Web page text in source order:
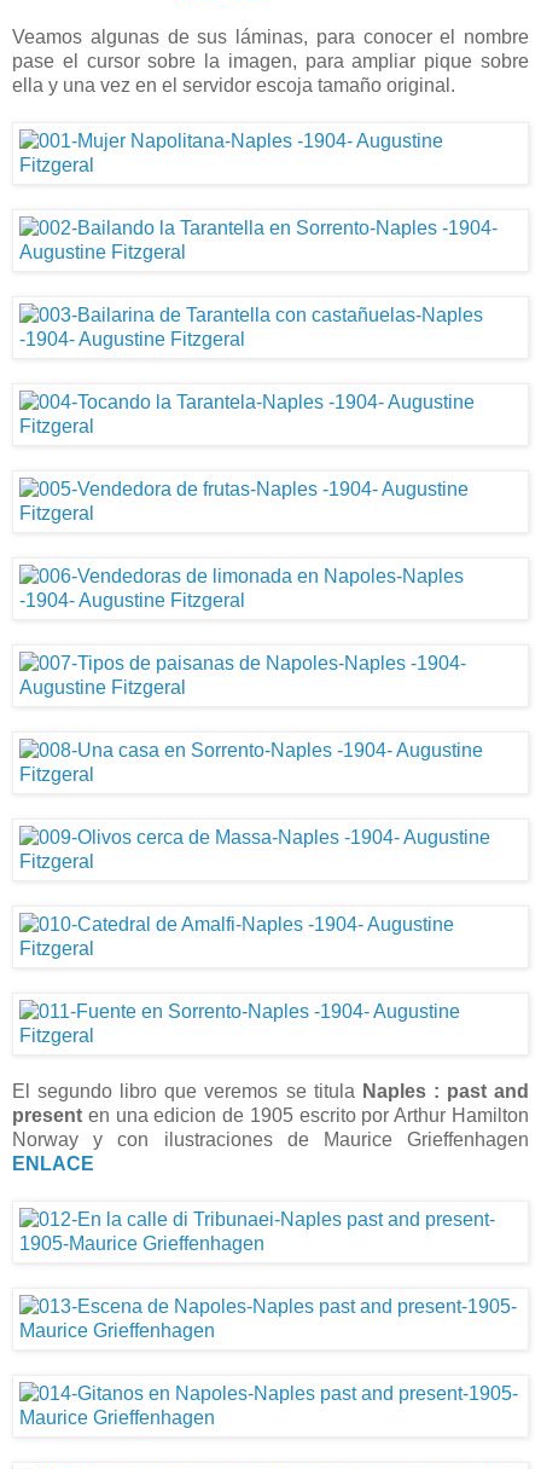
Veamos algunas de sus láminas, para conocer el nombre
pase el cursor sobre la imagen, para ampliar pique sobre
ella y una vez en el servidor escoja tamaño original.
El segundo libro que veremos se titula Naples : past and
present en una edicion de 1905 escrito por Arthur Hamilton
Norway y con ilustraciones de Maurice Grieffenhagen
ENLACE